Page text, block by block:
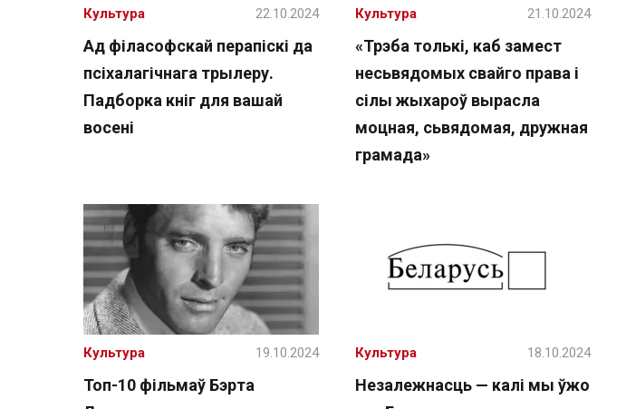
Ад філасофскай перапіскі да
псіхалагічнага трылеру.
Падборка кніг для вашай
восені
Культура 22.10.2024
«Трэба толькі, каб замест
несьвядомых свайго права і
сілы жыхароў вырасла
моцная, сьвядомая, дружная
грамада»
Культура 21.10.2024
Топ-10 фільмаў Бэрта
Культура 19.10.2024
Незалежнасць — калі мы ўжо
Культура 18.10.2024